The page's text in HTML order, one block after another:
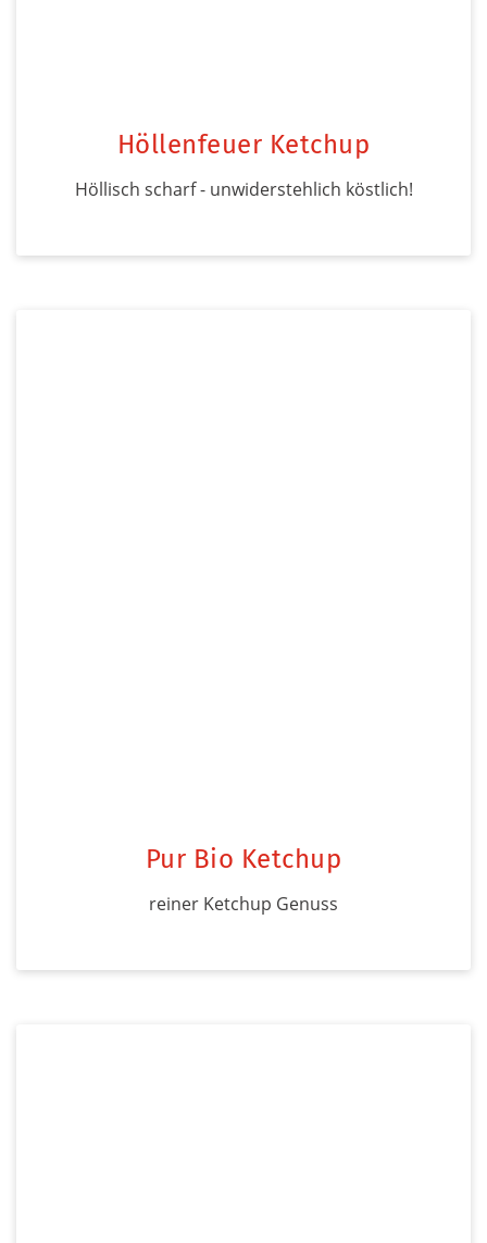
Höllenfeuer Ketchup
Höllisch scharf - unwiderstehlich köstlich!
Pur Bio Ketchup
reiner Ketchup Genuss